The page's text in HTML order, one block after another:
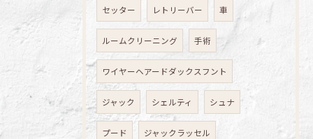
セッター レトリーバー 車
ルームクリーニング 手術
ワイヤーヘアードダックスフント
ジャック シェルティ シュナ
プード ジャックラッセル